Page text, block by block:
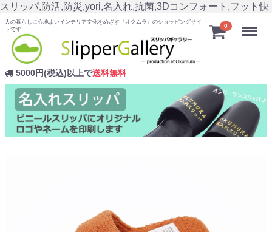
スリッパ,防活,防災,yori,名入れ,抗菌,3Dコンフォート,フット快
人の暮らしに心地よいインテリア文化をめざす『オクムラ』のショッピングサイ
トです
5000円(税込)以上で送料無料
0 Menu